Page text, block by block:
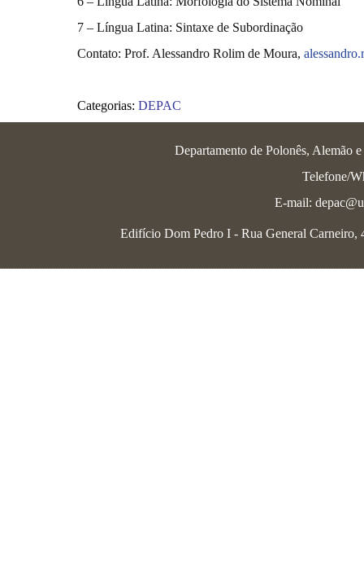
7 – Língua Latina: Sintaxe de Subordinação
Contato: Prof. Alessandro Rolim de Moura,
Categorias: DEPAC
Departamento de Polonês, Alemão
Telefone/
E-mail:
Edifício Dom Pedro I - Rua General Carneiro,